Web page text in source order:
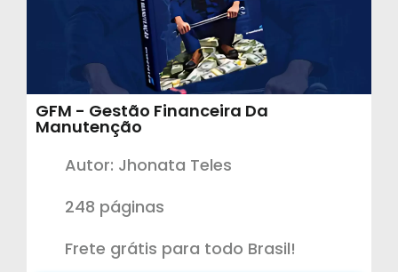
GFM - Gestão Financeira Da
Manutenção
Autor: Jhonata Teles
248 páginas
Frete grátis para todo Brasil!